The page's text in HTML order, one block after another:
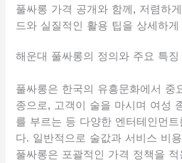
풀싸롱 가격 공개와 함께, 저렴하
드와 실질적인 활용 팁을 상세하
해운대 풀싸롱의 정의와 주요 특징
풀싸롱은 한국의 유흥문화에서 중
종으로, 고객이 술을 마시며 여성
를 부르는 등 다양한 엔터테인먼
다. 일반적으로 술값과 서비스 비
풀싸롱은 포괄적인 가격 정책을